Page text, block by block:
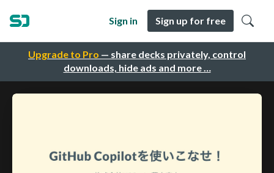
Upgrade to Pro — share decks privately, control
downloads, hide ads and more …
Sign in Sign up for free